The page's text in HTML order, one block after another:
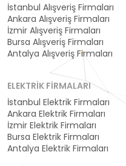
İstanbul Alışveriş Firmaları
Ankara Alışveriş Firmaları
İzmir Alışveriş Firmaları
Bursa Alışveriş Firmaları
Antalya Alışveriş Firmaları
ELEKTRIK FIRMALARI
İstanbul Elektrik Firmaları
Ankara Elektrik Firmaları
İzmir Elektrik Firmaları
Bursa Elektrik Firmaları
Antalya Elektrik Firmaları